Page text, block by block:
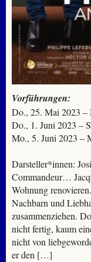
Vorführungen:
Do., 25. Mai 2023
Do., 1. Juni 2023 –
Mo., 5. Juni 2023 –
Darsteller*innen:
Commandeur…
Wohnung
Nachbarn und
zusammenziehen.
nicht fertig, kaum
nicht von
er den […]